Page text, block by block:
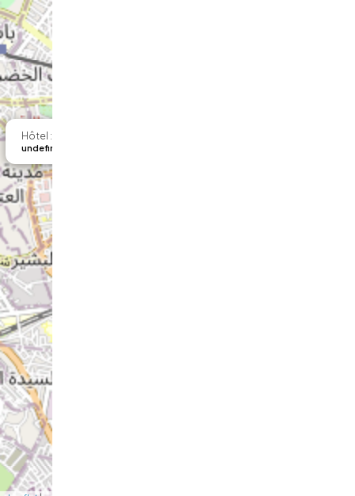
Hôtel : El Mouradi Africa
undefined